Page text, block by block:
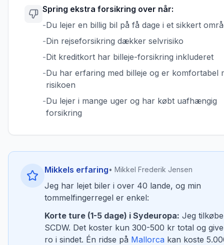
Spring ekstra forsikring over når:
-Du lejer en billig bil på få dage i et sikkert
-Din rejseforsikring dækker selvrisiko
-Dit kreditkort har billeje-forsikring inkluderet
-Du har erfaring med billeje og er komfortabel
risikoen
-Du lejer i mange uger og har købt uafhængig
forsikring
Mikkels erfaring• Mikkel Frederik Jensen
Jeg har lejet biler i over 40 lande, og min
tommelfingerregel er enkel:
Korte ture (1-5 dage) i Sydeuropa: Jeg
SCDW. Det koster kun 300-500 kr total og
ro i sindet. Én ridse på Mallorca kan koste